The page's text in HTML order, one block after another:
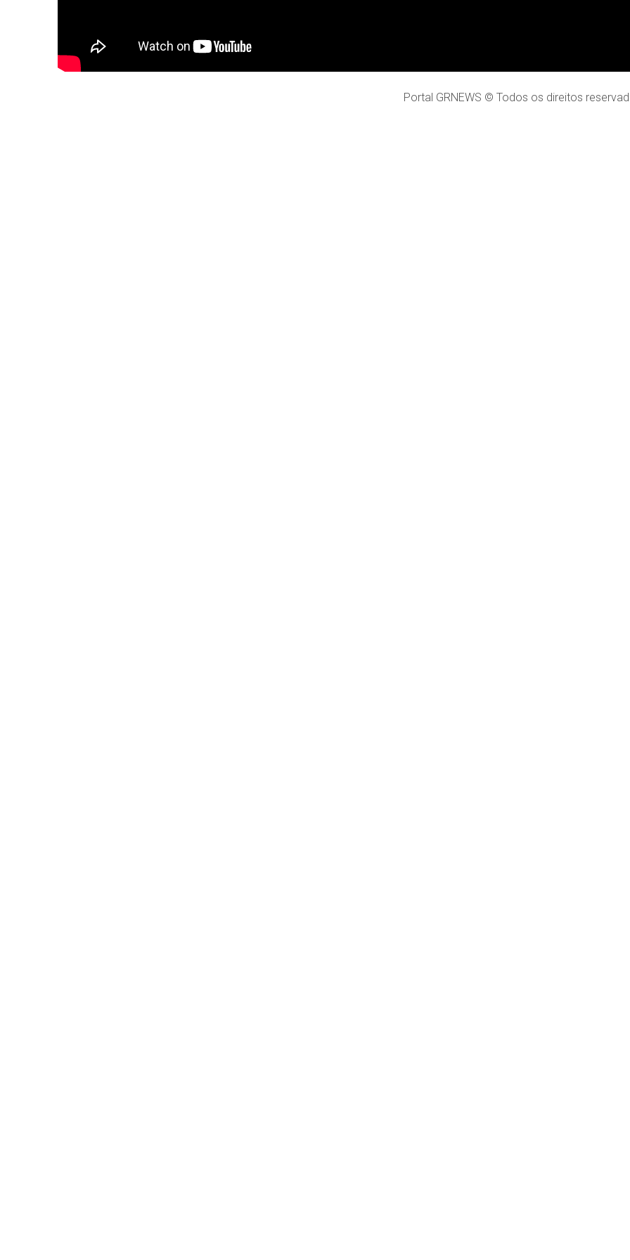
Portal GRNEWS © Todos os direitos